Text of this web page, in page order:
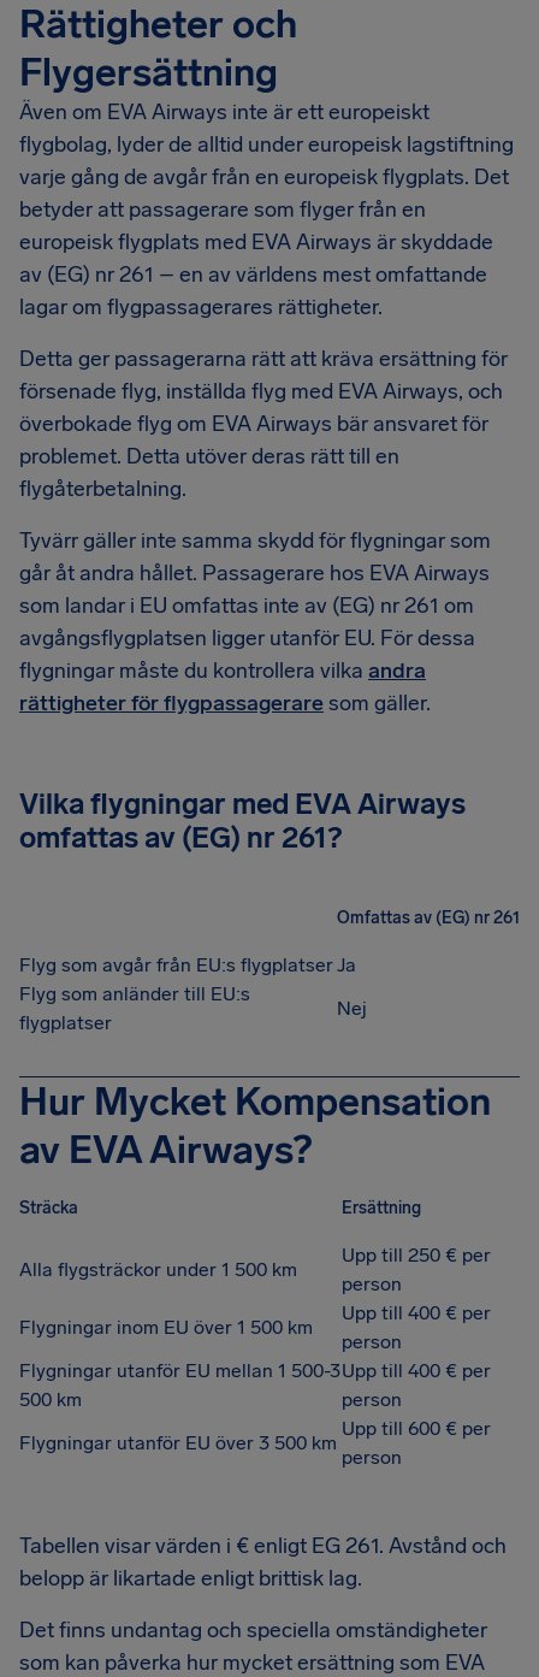
Rättigheter och
Flygersättning
Även om EVA Airways inte är ett europeiskt
flygbolag, lyder de alltid under europeisk lagstiftning
varje gång de avgår från en europeisk flygplats. Det
betyder att passagerare som flyger från en
europeisk flygplats med EVA Airways är skyddade
av (EG) nr 261 – en av världens mest omfattande
lagar om flygpassagerares rättigheter.
Detta ger passagerarna rätt att kräva ersättning för
försenade flyg, inställda flyg med EVA Airways, och
överbokade flyg om EVA Airways bär ansvaret för
problemet. Detta utöver deras rätt till en
flygåterbetalning.
Tyvärr gäller inte samma skydd för flygningar som
går åt andra hållet. Passagerare hos EVA Airways
som landar i EU omfattas inte av (EG) nr 261 om
avgångsflygplatsen ligger utanför EU. För dessa
flygningar måste du kontrollera vilka andra
rättigheter för flygpassageraresom gäller.
Vilka flygningar med EVA Airways
omfattas av (EG) nr 261?
Omfattas av (EG) nr 261
Flyg som avgår från EU:s flygplatserJa
Flyg som anländer till EU:s
flygplatser
Nej
Hur Mycket Kompensation
av EVA Airways?
Sträcka Ersättning
Alla flygsträckor under 1 500 km
Upp till 250 € per
person
Flygningar inom EU över 1 500 km
Upp till 400 € per
person
Flygningar utanför EU mellan 1 500-3
500 km
Upp till 400 € per
person
Flygningar utanför EU över 3 500 km
Upp till 600 € per
person
Tabellen visar värden i € enligt EG 261. Avstånd och
belopp är likartade enligt brittisk lag.
Det finns undantag och speciella omständigheter
som kan påverka hur mycket ersättning som EVA